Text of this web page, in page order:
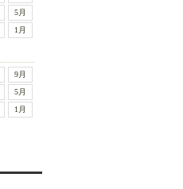
5月
1月
9月
5月
1月